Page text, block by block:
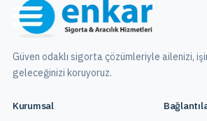
Güven odaklı sigorta çözümleriyle ailenizi,
geleceğinizi koruyoruz.
Kurumsal